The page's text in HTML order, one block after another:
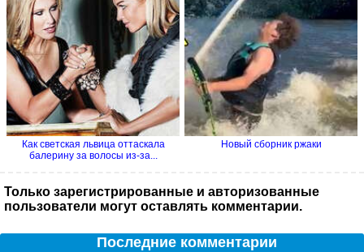
Как светская львица оттаскала
балерину за волосы из-за...
Новый сборник ржаки
Только зарегистрированные и авторизованные
пользователи могут оставлять комментарии.
Последние комментарии